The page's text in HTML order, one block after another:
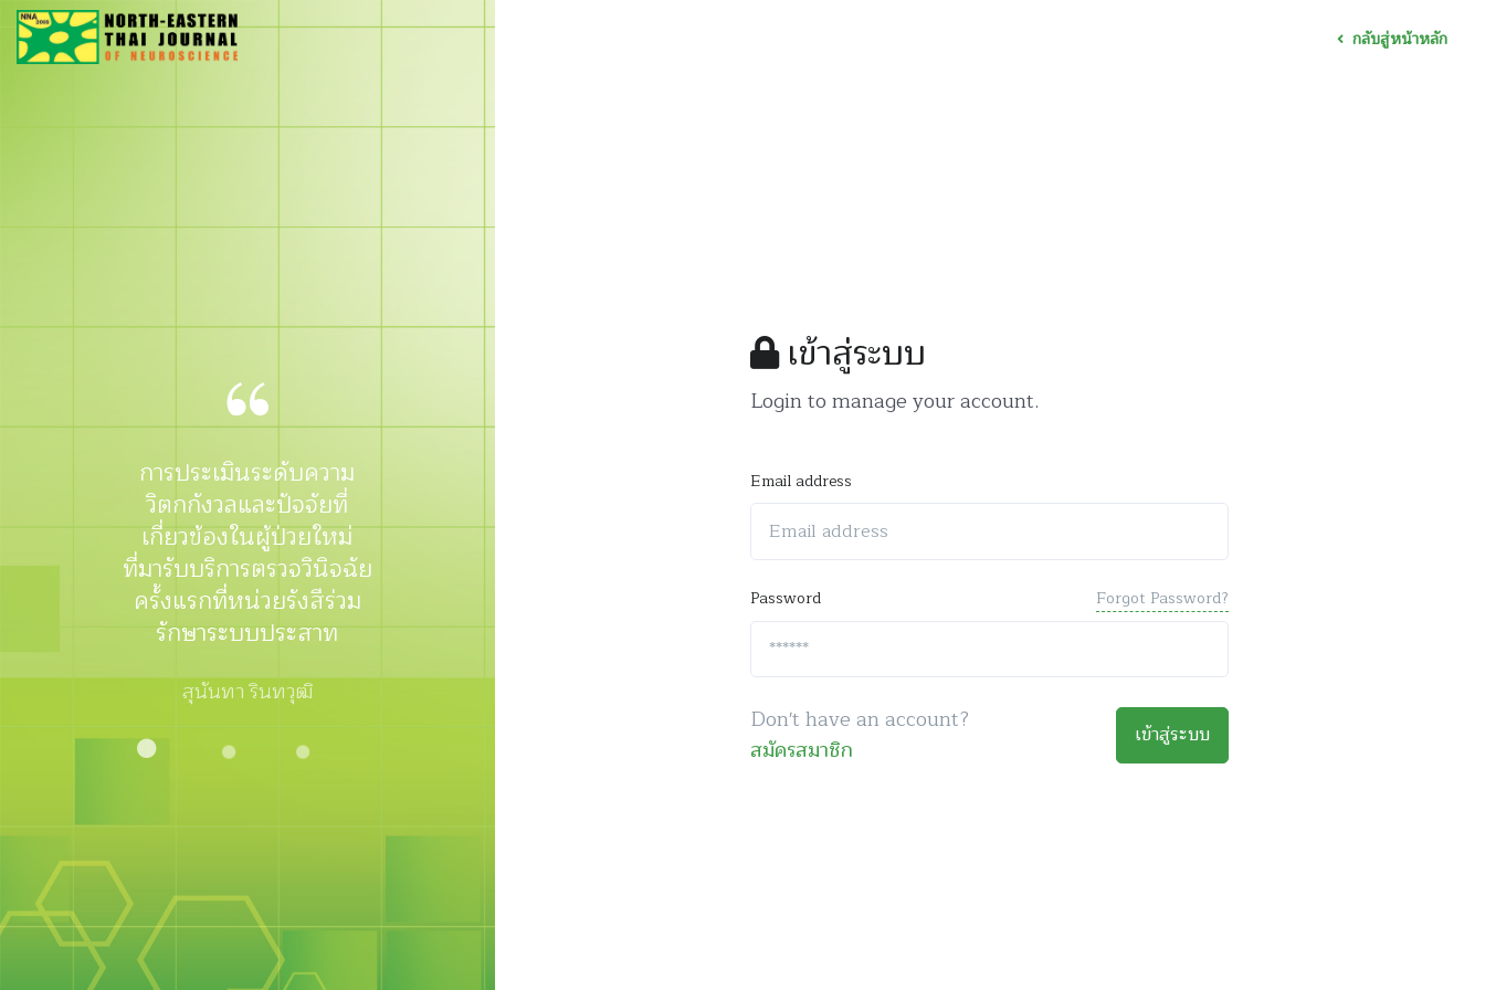
กลับสู่หน้าหลัก
การประเมินระดับความ
วิตกกังวลและปัจจัยที่
เกี่ยวข้องในผู้ป่วยใหม่
ที่มารับบริการตรวจวินิจฉัย
ครั้งแรกที่หน่วยรังสีร่วม
รักษาระบบประสาท
สุนันทา รินทวุฒิ
การสร้าง Stroke
Network เพื่อคนอีสาน
วารสารประสาท
วิทยาศาสตร์ ภาคตะวัน
ออกเฉียงเหนือ ปีที่ 19
ฉบับที่ 3
เข้าสู่ระบบ
Login to manage your account.
Email address
Password Forgot Password?
Don't have an account?
สมัครสมาชิก